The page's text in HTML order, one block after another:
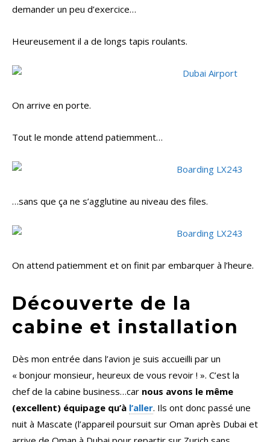
demander un peu d’exercice…
Heureusement il a de longs tapis roulants.
On arrive en porte.
Tout le monde attend patiemment…
…sans que ça ne s’agglutine au niveau des files.
On attend patiemment et on finit par embarquer à l’heure.
Découverte de la
cabine et installation
Dès mon entrée dans l’avion je suis accueilli par un
« bonjour monsieur, heureux de vous revoir ! ». C’est la
chef de la cabine business…car nous avons le même
(excellent) équipage qu’à l’aller. Ils ont donc passé une
nuit à Mascate (l’appareil poursuit sur Oman après Dubai et